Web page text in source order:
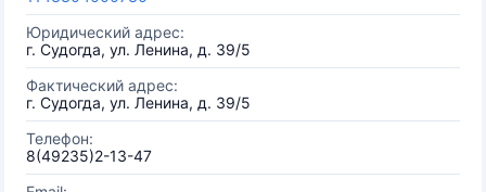
Юридический адрес:
г. Судогда, ул. Ленина, д. 39/5
Фактический адрес:
г. Судогда, ул. Ленина, д. 39/5
Телефон:
8(49235)2-13-47